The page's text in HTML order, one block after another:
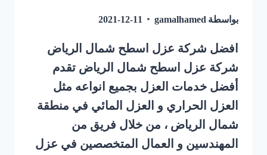
بواسطة gamalhamed
2021-12-11
افضل شركة عزل اسطح شمال الرياض
شركة عزل اسطح شمال الرياض تقدم
أفضل خدمات العزل بجميع انواعه مثل
العزل الحراري و العزل المائي في منطقة
شمال الرياض ، من خلال فريق من
المهندسين و العمال المتخصصين في عزل